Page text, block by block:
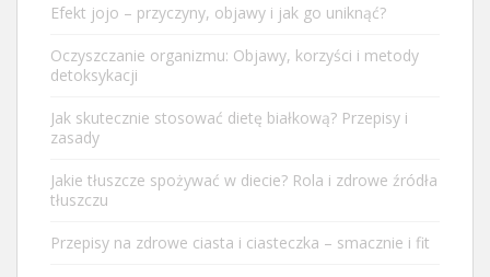
Efekt jojo – przyczyny, objawy i jak go uniknąć?
Oczyszczanie organizmu: Objawy, korzyści i metody
detoksykacji
Jak skutecznie stosować dietę białkową? Przepisy i
zasady
Jakie tłuszcze spożywać w diecie? Rola i zdrowe źródła
tłuszczu
Przepisy na zdrowe ciasta i ciasteczka – smacznie i fit